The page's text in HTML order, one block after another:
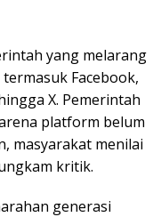
yang melarang
Facebook,
X. Pemerintah
platform belum
masyarakat menilai
kritik.
generasi